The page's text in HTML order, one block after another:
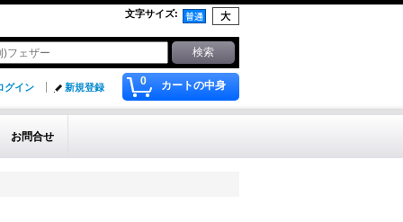
文字サイズ:
0 カートの中身
グイン 新規登録
お問合せ